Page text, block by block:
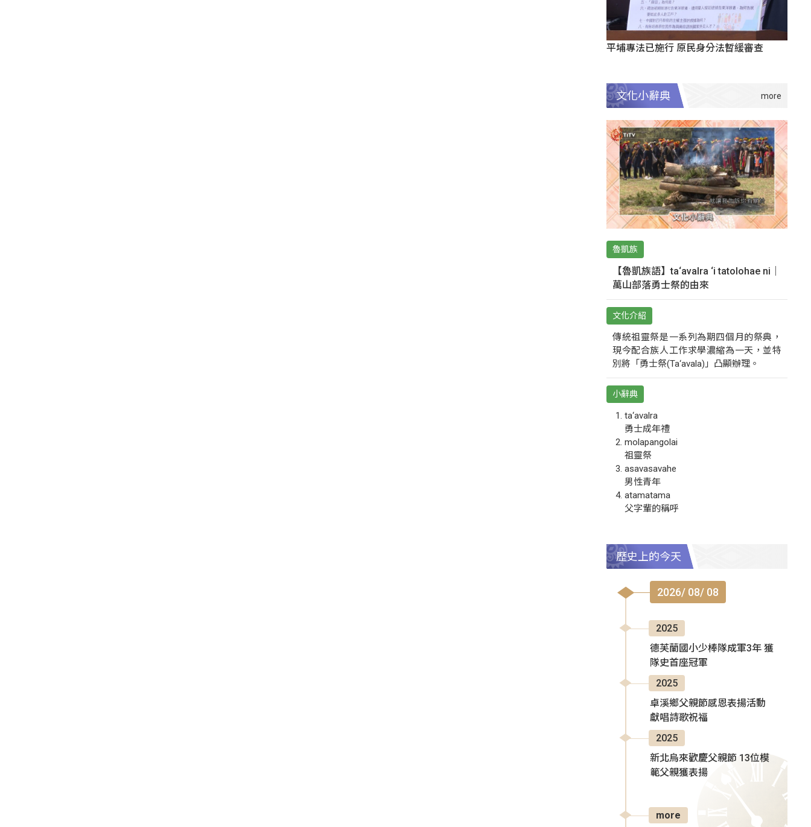
平埔專法已施行 原民身分法暫緩審查
文化小辭典
魯凱族
【魯凱族語】ta‘avalra ‘i tatolohae ni｜
萬山部落勇士祭的由來
文化介紹
傳統祖靈祭是一系列為期四個月的祭典，
現今配合族人工作求學濃縮為一天，並特
別將「勇士祭(Ta‘avala)」凸顯辦理。
小辭典
ta‘avalra
勇士成年禮
molapangolai
祖靈祭
asavasavahe
男性青年
atamatama
父字輩的稱呼
歷史上的今天
2026/ 08/ 08
2025
德芙蘭國小少棒隊成軍3年 獲
隊史首座冠軍
2025
卓溪鄉父親節感恩表揚活動
獻唱詩歌祝福
2025
新北烏來歡慶父親節 13位模
範父親獲表揚
more